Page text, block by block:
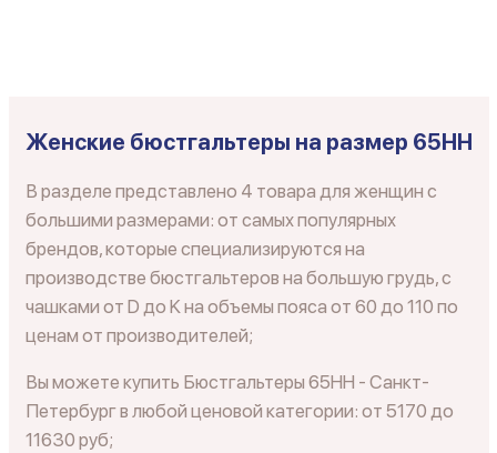
Женские бюстгальтеры на размер 65HH
В разделе представлено 4 товара для женщин с
большими размерами: от самых популярных
брендов, которые специализируются на
производстве бюстгальтеров на большую грудь, с
чашками от D до K на объемы пояса от 60 до 110 по
ценам от производителей;
Вы можете купить Бюстгальтеры 65HH - Санкт-
Петербург в любой ценовой категории: от 5170 до
11630 руб;